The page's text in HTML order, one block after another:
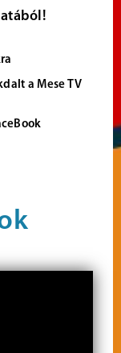
a Mese TV